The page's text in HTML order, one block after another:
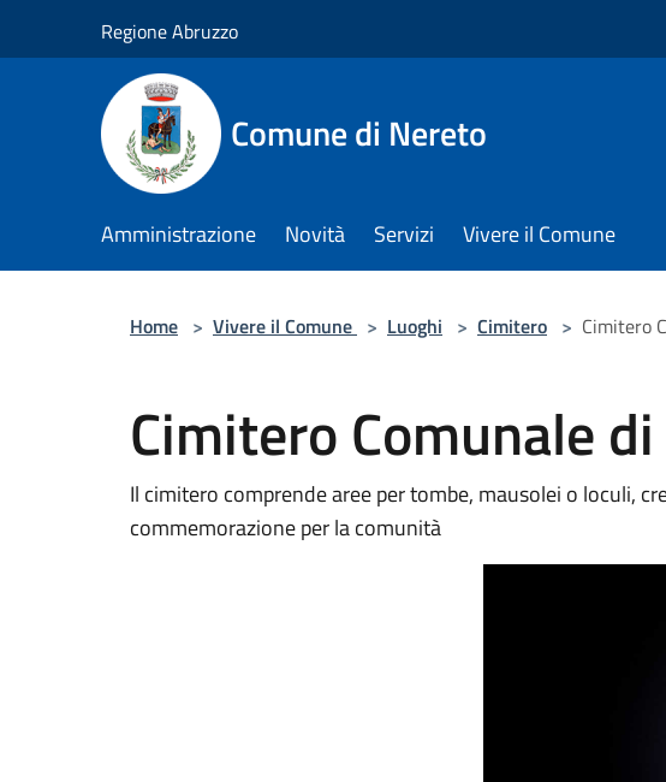
Regione Abruzzo
Comune di Nereto
Amministrazione Novità Servizi Vivere il Comune
Home > Vivere il Comune > Luoghi > Cimitero > Cimitero
Cimitero Comunale
Il cimitero comprende aree per tombe, mausolei o loculi,
commemorazione per la comunità